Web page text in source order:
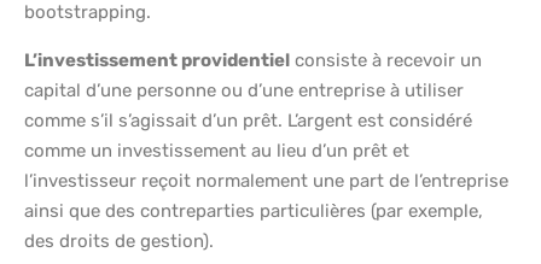
bootstrapping.
L’investissement providentiel consiste à recevoir un
capital d’une personne ou d’une entreprise à utiliser
comme s’il s’agissait d’un prêt. L’argent est considéré
comme un investissement au lieu d’un prêt et
l’investisseur reçoit normalement une part de l’entreprise
ainsi que des contreparties particulières (par exemple,
des droits de gestion).